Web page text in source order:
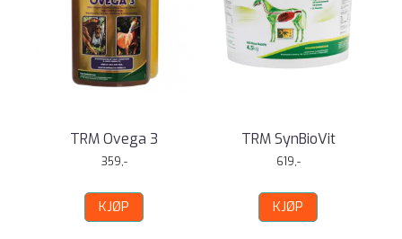
TRM Ovega 3
359,-
KJØP
TRM SynBioVit
619,-
KJØP